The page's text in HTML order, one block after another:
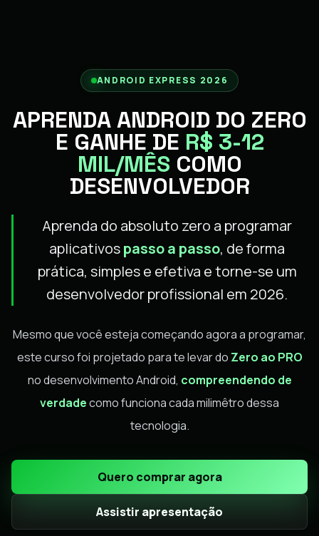
ANDROID EXPRESS 2026
APRENDA ANDROID DO ZERO
E GANHE DE R$ 3-12
MIL/MÊS COMO
DESENVOLVEDOR
Aprenda do absoluto zero a programar
aplicativospasso a passo, de forma
prática, simples e efetiva e torne-se um
desenvolvedor profissional em 2026.
Mesmo que você esteja começando agora a programar,
este curso foi projetado para te levar do Zero ao PRO
no desenvolvimento Android, compreendendo de
verdadecomo funciona cada milimêtro dessa
tecnologia.
Quero comprar agora
Assistir apresentação